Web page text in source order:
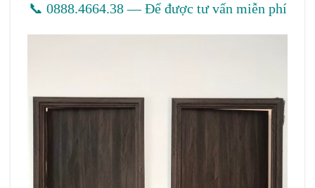
📞 0888.4664.38 — Để được tư vấn miễn phí